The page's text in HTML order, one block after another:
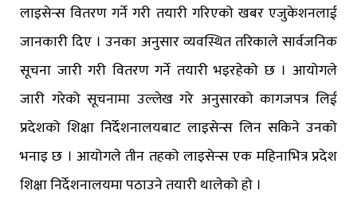
लाइसेन्स वितरण गर्ने गरी तयारी गरिएको खबर एजुकेशनलाई
जानकारी दिए । उनका अनुसार व्यवस्थित तरिकाले सार्वजनिक
सूचना जारी गरी वितरण गर्ने तयारी भइरहेको छ । आयोगले
जारी गरेको सूचनामा उल्लेख गरे अनुसारको कागजपत्र लिई
प्रदेशको शिक्षा निर्देशनालयबाट लाइसेन्स लिन सकिने उनको
भनाइ छ । आयोगले तीन तहको लाइसेन्स एक महिनाभित्र प्रदेश
शिक्षा निर्देशनालयमा पठाउने तयारी थालेको हो ।